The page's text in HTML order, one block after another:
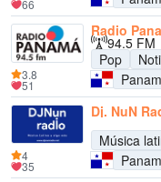
66
Radio
94.5 FM
Pop
3.8
51
Dj. NuN
Música
4
35